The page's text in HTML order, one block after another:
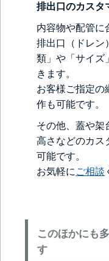
排出口のカスタ
内容物や配管に
排出口（ドレン
類」や「サイズ
きます。
お客様ご指定の
作も可能です。
その他、蓋や架
高さなどのカス
可能です。
お気軽にご相談
このほかにも
す